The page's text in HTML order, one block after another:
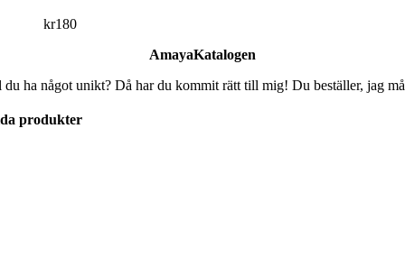
kr180
AmayaKatalogen
ha något unikt? Då har du kommit rätt till mig! Du beställer, jag
produkter